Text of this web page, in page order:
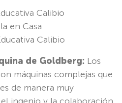
Calibio
en Casa
Calibio
de Goldberg: Los
máquinas complejas que
de manera muy